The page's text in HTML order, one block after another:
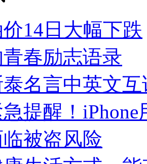
14日大幅下跌
春励志语录
名言中英文互
提醒！
被盗风险